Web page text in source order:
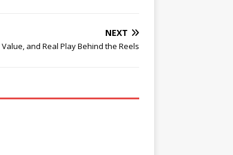
NEXT
and Real Play Behind the Reels